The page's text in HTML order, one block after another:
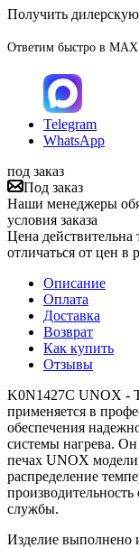
Получить
Ответим быстро в
Telegram
WhatsApp
под заказ
Под заказ
Наши менеджеры
условия заказа
Цена действительна
отличаться от цен в
Описание
Оплата
Доставка
Возврат
Как купить
Отзывы
K0N1427C UNOX -
применяется в
обеспечения
системы нагрева.
печах UNOX
распределение
службы.
Изделие выполнено